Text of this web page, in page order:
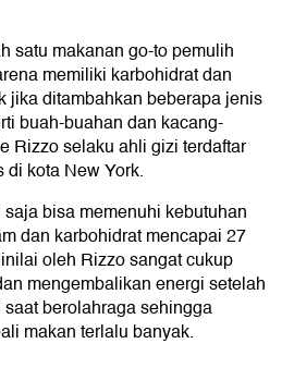
satu makanan go-to pemulih
memiliki karbohidrat dan
jika ditambahkan beberapa jenis
buah-buahan dan kacang-
Rizzo selaku ahli gizi terdaftar
kota New York.
bisa memenuhi kebutuhan
dan karbohidrat mencapai 27
oleh Rizzo sangat cukup
mengembalikan energi setelah
berolahraga sehingga
makan terlalu banyak.